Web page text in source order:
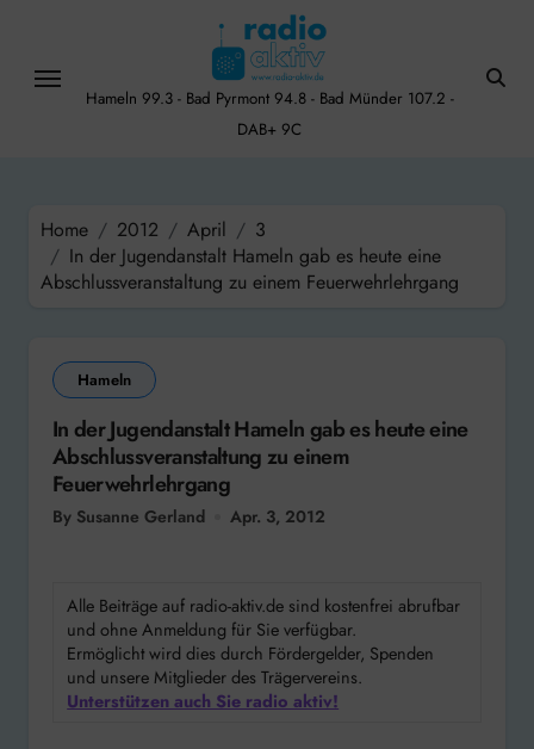
content
Hameln 99.3 - Bad Pyrmont 94.8 - Bad Münder 107.2 -
DAB+ 9C
Home 2012 April
3
In der Jugendanstalt Hameln gab es heute eine
Abschlussveranstaltung zu einem Feuerwehrlehrgang
Hameln
In der Jugendanstalt Hameln gab es heute eine
Abschlussveranstaltung zu einem
Feuerwehrlehrgang
By Susanne Gerland Apr. 3, 2012
Alle Beiträge auf radio-aktiv.de sind kostenfrei abrufbar
und ohne Anmeldung für Sie verfügbar.
Ermöglicht wird dies durch Fördergelder, Spenden
und unsere Mitglieder des Trägervereins.
Unterstützen auch Sie radio aktiv!